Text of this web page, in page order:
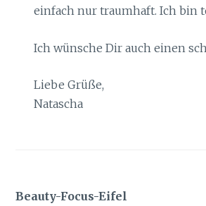
einfach nur traumhaft. Ich bin
Ich wünsche Dir auch einen
Liebe Grüße,
Natascha
Beauty-Focus-Eifel